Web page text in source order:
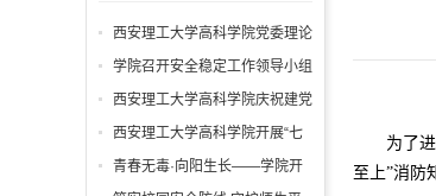
为了
至上”消防
西安理工大学高科学院党委理论
中心组第6次学习聚焦“潜绩”与
“显绩”
学院召开安全稳定工作领导小组
会议 全面部署暑期及秋季开学
校园安全工作
西安理工大学高科学院庆祝建党
105周年暨“七一”表彰大会圆满
举行
西安理工大学高科学院开展“七
一”前夕走访慰问困难学生党员
活动
青春无毒·向阳生长——学院开